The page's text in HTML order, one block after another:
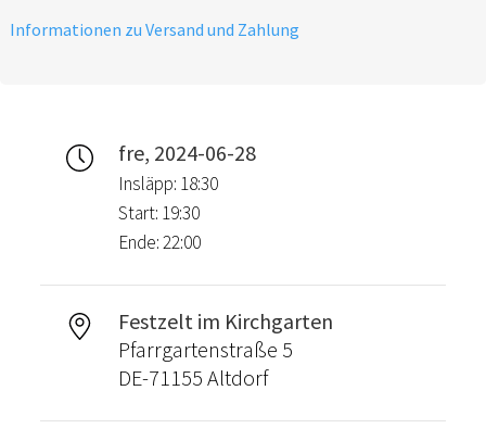
Informationen zu Versand und Zahlung
fre, 2024-06-28
Insläpp: 18:30
Start: 19:30
Ende: 22:00
Festzelt im Kirchgarten
Pfarrgartenstraße 5
DE-71155 Altdorf